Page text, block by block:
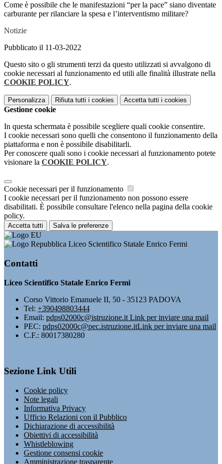
Come è possibile che le manifestazioni “per la pace” siano diventate
carburante per rilanciare la spesa e l’interventismo militare?
Notizie
Pubblicato il 11-03-2022
Questo sito o gli strumenti terzi da questo utilizzati si avvalgono di
cookie necessari al funzionamento ed utili alle finalità illustrate nella
COOKIE POLICY.
Personalizza Rifiuta tutti i cookies Accetta tutti i cookies
Gestione cookie
In questa schermata è possibile scegliere quali cookie consentire.
I cookie necessari sono quelli che consentono il funzionamento della
piattaforma e non è possibile disabilitarli.
Per conoscere quali sono i cookie necessari al funzionamento potete
visionare la COOKIE POLICY.
Cookie necessari per il funzionamento
I cookie necessari per il funzionamento non possono essere
disabilitati. È possibile consultare l'elenco nella pagina della cookie
policy.
Accetta tutti Salva le preferenze
Liceo Scientifico Statale Enrico Fermi
Contatti
Liceo Scientifico Statale Enrico Fermi
Corso Vittorio Emanuele II, 50 - 35123 PADOVA
Tel: +390498803444
Email: pdps02000c@istruzione.it Link per inviare una mail
PEC: pdps02000c@pec.istruzione.itLink per inviare una mail
C.F.: 80017380280
Sezione Link Utili
Cookie policy
Note legali
Informativa Privacy
Ufficio Relazioni con il Pubblico
Dichiarazione di accessibilità
Obiettivi di accessibilità
Whistleblowing
Gestione consensi cookie
Amministrazione trasparente